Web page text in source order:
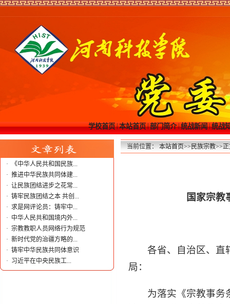
学校首页|本站首页|部门简介|统战新闻|统战
·
《中华人民共和国民族...
· 推进中华民族共同体建...
· 让民族团结进步之花常...
· 铸牢民族团结之本 共创...
· 求是网评论员：铸牢中...
· 中华人民共和国境内外...
· 宗教教职人员网络行为规范
· 新时代党的治疆方略的...
· 铸牢中华民族共同体意识
· ​习近平在中央民族工...
当前位置：本站首页>>民族宗教>>
国家宗教
各省、自治区、直
局：
为落实《宗教事务